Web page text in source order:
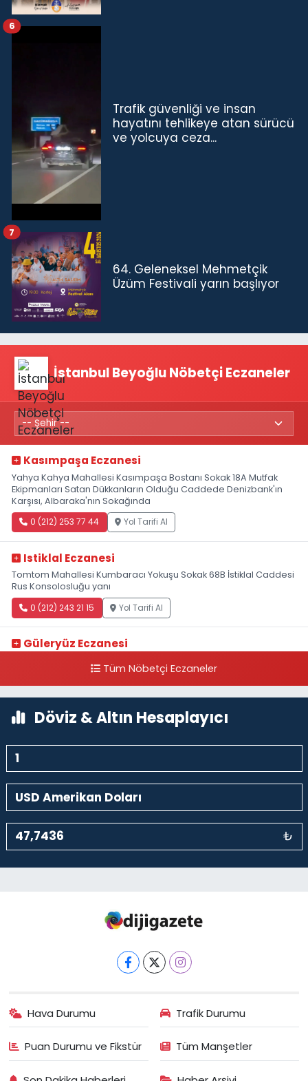
Trafik güvenliği ve insan
hayatını tehlikeye atan sürücü
ve yolcuya ceza...
6
64. Geleneksel Mehmetçik
Üzüm Festivali yarın başlıyor
7
İstanbul Beyoğlu Nöbetçi Eczaneler
Kasımpaşa Eczanesi
Yahya Kahya Mahallesi Kasımpaşa Bostanı Sokak 18A Mutfak
Ekipmanları Satan Dükkanların Olduğu Caddede Denizbank'ın
Karşısı, Albaraka'nın Sokağında
0 (212) 253 77 44 Yol Tarifi Al
Istiklal Eczanesi
Tomtom Mahallesi Kumbaracı Yokuşu Sokak 68B İstiklal Caddesi
Rus Konsolosluğu yanı
0 (212) 243 21 15 Yol Tarifi Al
Güleryüz Eczanesi
kalaycıbahçe Meydana DoğruTüm Nöbetçi Eczaneler
Döviz & Altın Hesaplayıcı
₺
Hava Durumu Trafik Durumu
Puan Durumu ve Fikstür Tüm Manşetler